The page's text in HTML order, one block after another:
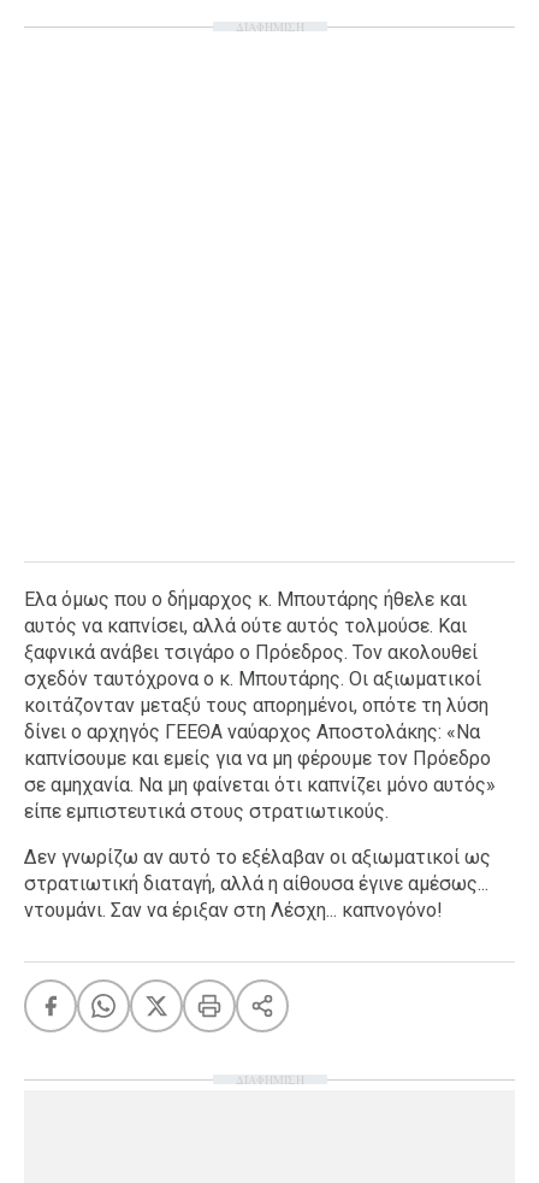
ΔΙΑΦΗΜΙΣΗ
Ελα όμως που ο δήμαρχος κ. Μπουτάρης ήθελε και
αυτός να καπνίσει, αλλά ούτε αυτός τολμούσε. Και
ξαφνικά ανάβει τσιγάρο ο Πρόεδρος. Τον ακολουθεί
σχεδόν ταυτόχρονα ο κ. Μπουτάρης. Οι αξιωματικοί
κοιτάζονταν μεταξύ τους απορημένοι, οπότε τη λύση
δίνει ο αρχηγός ΓΕΕΘΑ ναύαρχος Αποστολάκης: «Να
καπνίσουμε και εμείς για να μη φέρουμε τον Πρόεδρο
σε αμηχανία. Να μη φαίνεται ότι καπνίζει μόνο αυτός»
είπε εμπιστευτικά στους στρατιωτικούς.
Δεν γνωρίζω αν αυτό το εξέλαβαν οι αξιωματικοί ως
στρατιωτική διαταγή, αλλά η αίθουσα έγινε αμέσως...
ντουμάνι. Σαν να έριξαν στη Λέσχη... καπνογόνο!
ΔΙΑΦΗΜΙΣΗ